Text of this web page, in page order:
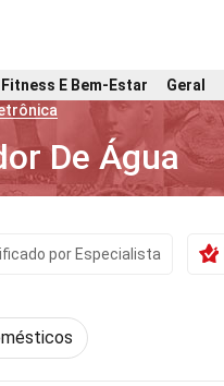
Fitness E Bem-Estar Geral
De Água
por Especialista